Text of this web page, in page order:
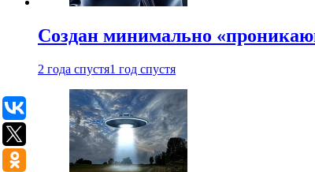
Создан минимально
2 года спустя1 год спустя